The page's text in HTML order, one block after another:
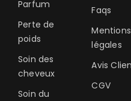
Faqs
Mentions
légales
Avis
CGV
Parfum
Perte de
poids
Soin des
cheveux
Soin du